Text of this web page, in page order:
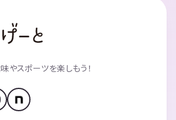
やスポーツを楽しもう！